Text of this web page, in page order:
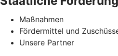
Maßnahmen
Fördermittel und
Unsere Partner